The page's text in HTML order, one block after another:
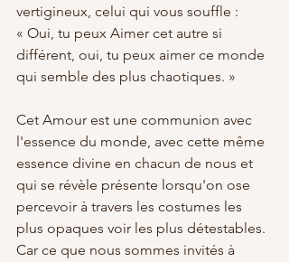
vertigineux, celui qui vous souffle :
« Oui, tu peux Aimer cet autre si
différent, oui, tu peux aimer ce monde
qui semble des plus chaotiques. »
Cet Amour est une communion avec
l'essence du monde, avec cette même
essence divine en chacun de nous et
qui se révèle présente lorsqu'on ose
percevoir à travers les costumes les
plus opaques voir les plus détestables.
Car ce que nous sommes invités à